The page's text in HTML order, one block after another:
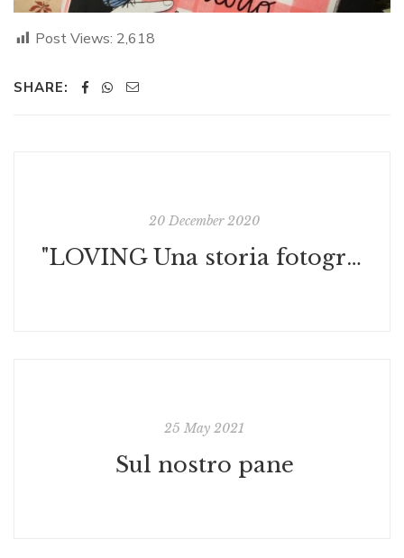
Post Views: 2,618
SHARE:
20 December 2020
"LOVING Una storia fotografica"
25 May 2021
Sul nostro pane